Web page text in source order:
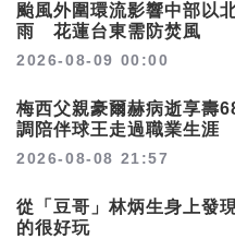
颱風外圍環流影響中部以
雨 花蓮台東需防焚風
2026-08-09 00:00
梅西父親豪爾赫病逝享壽
調陪伴球王走過職業生涯
2026-08-08 21:57
從「豆哥」林炳生身上發
的很好玩